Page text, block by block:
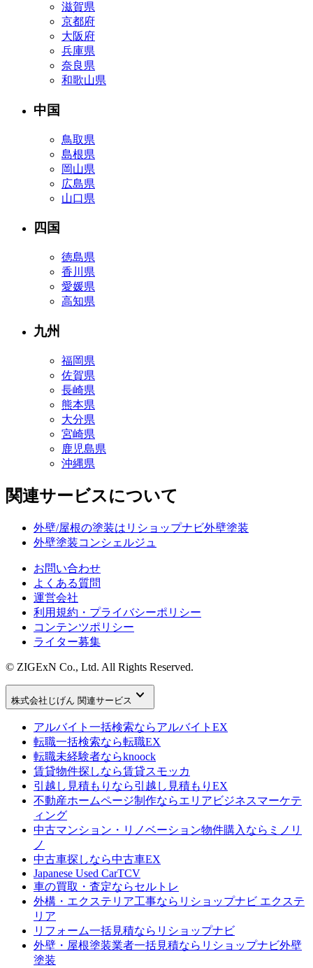
滋賀県
京都府
大阪府
兵庫県
奈良県
和歌山県
中国
鳥取県
島根県
岡山県
広島県
山口県
四国
徳島県
香川県
愛媛県
高知県
九州
福岡県
佐賀県
長崎県
熊本県
大分県
宮崎県
鹿児島県
沖縄県
関連サービスについて
外壁/屋根の塗装はリショップナビ外壁塗装
外壁塗装コンシェルジュ
お問い合わせ
よくある質問
運営会社
利用規約・プライバシーポリシー
コンテンツポリシー
ライター募集
© ZIGExN Co., Ltd. All Rights Reserved.
株式会社じげん 関連サービス keyboard_arrow_down
アルバイト一括検索ならアルバイトEX
転職一括検索なら転職EX
転職未経験者ならknoock
賃貸物件探しなら賃貸スモッカ
引越し見積もりなら引越し見積もりEX
不動産ホームページ制作ならエリアビジネスマーケテ
ィング
中古マンション・リノベーション物件購入なら ミノリ
ノ
中古車探しなら中古車EX
Japanese Used CarTCV
車の買取・査定ならセルトレ
外構・エクステリア工事なら リショップナビ エクステ
リア
リフォーム一括見積なら リショップナビ
外壁・屋根塗装業者一括見積なら リショップナビ外壁
塗装